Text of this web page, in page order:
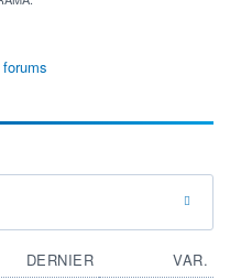
DERNIER
VAR.